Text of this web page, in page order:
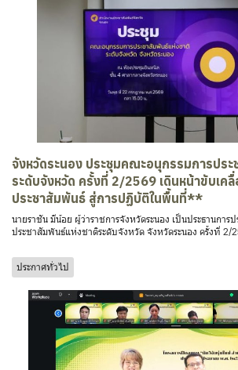
จังหวัดระนอง ประชุมคณะอนุกรรมการปร
ระดับจังหวัด ครั้งที่ 2/2569 เดินหน้าขับเค
ประชาสัมพันธ์ สู่การปฏิบัติในพื้นที่**
นายราชัน มีน้อย ผู้ว่าราชการจังหวัดระนอง เป็นประธานการ
ประชาสัมพันธ์แห่งชาติระดับจังหวัด จังหวัดระนอง ครั้งที่ 2/
ประกาศทั่วไป